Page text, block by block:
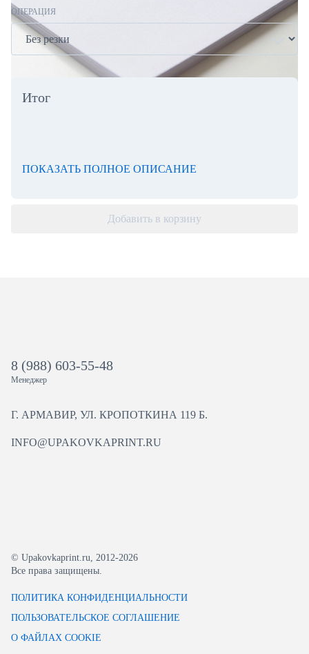
ОПЕРАЦИЯ
Итог
ПОКАЗАТЬ ПОЛНОЕ ОПИСАНИЕ
Добавить в корзину
8 (988) 603-55-48
Менеджер
Г. АРМАВИР, УЛ. КРОПОТКИНА 119 Б.
INFO@UPAKOVKAPRINT.RU
© Upakovkaprint.ru, 2012-2026
Все права защищены.
ПОЛИТИКА КОНФИДЕНЦИАЛЬНОСТИ
ПОЛЬЗОВАТЕЛЬСКОЕ СОГЛАШЕНИЕ
О ФАЙЛАХ COOKIE